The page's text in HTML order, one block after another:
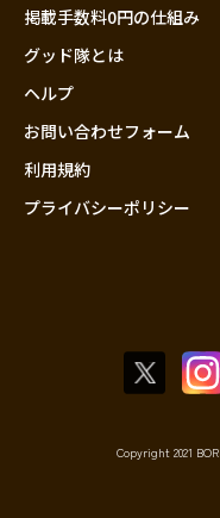
掲載手数料0円の仕組み
グッド隊とは
ヘルプ
お問い合わせフォーム
利用規約
プライバシーポリシー
Copyright 2021